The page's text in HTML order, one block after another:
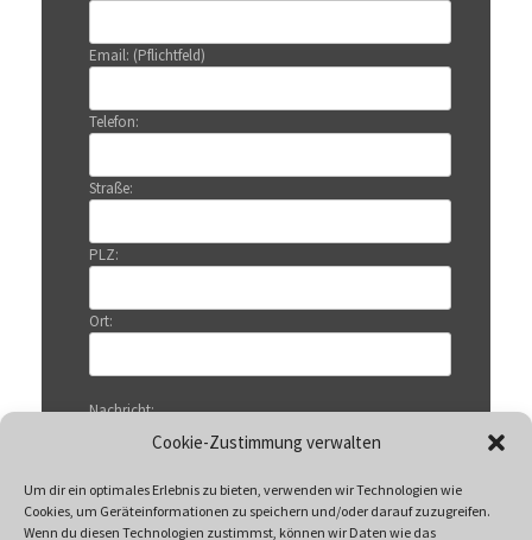
Cookie-Zustimmung verwalten
Um dir ein optimales Erlebnis zu bieten, verwenden wir Technologien wie
Cookies, um Geräteinformationen zu speichern und/oder darauf zuzugreifen.
Wenn du diesen Technologien zustimmst, können wir Daten wie das
Email: (Pflichtfeld)
Telefon:
Straße:
PLZ:
Ort:
Nachricht: